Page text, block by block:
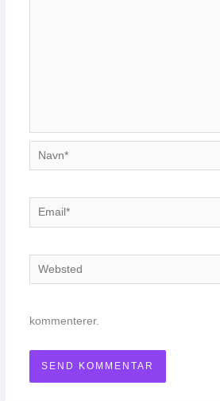
Navn*
Email*
Websted
kommenterer.